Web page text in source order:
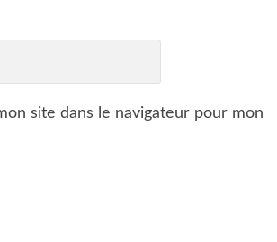
site dans le navigateur pour mon